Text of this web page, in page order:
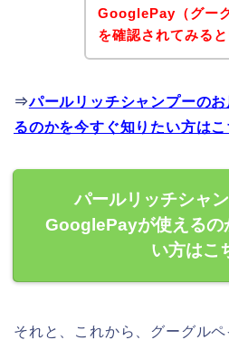
GooglePay（グー
を確認されてみる
⇒パールリッチシャンプーの
るのかを今すぐ知りたい方は
パールリッチシャ
GooglePayが使えるの
い方はこ
それと、これから、グーグルペ